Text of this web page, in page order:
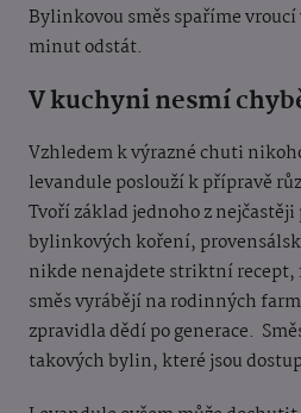
Bylinkovou směs spaříme vroucí
minut odstát.
V kuchyni nesmí
Vzhledem k výrazné chuti
levandule poslouží k přípravě
Tvoří základ jednoho z
bylinkových koření,
nikde nenajdete striktní
směs vyrábějí na rodinných
zpravidla dědí po generace.
takových bylin, které jsou